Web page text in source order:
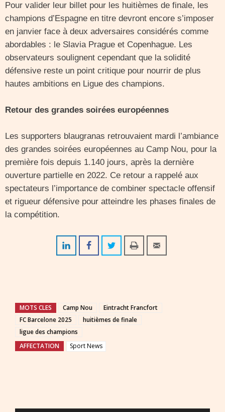
Pour valider leur billet pour les huitièmes de finale, les
champions d’Espagne en titre devront encore s’imposer
en janvier face à deux adversaires considérés comme
abordables : le Slavia Prague et Copenhague. Les
observateurs soulignent cependant que la solidité
défensive reste un point critique pour nourrir de plus
hautes ambitions en Ligue des champions.
Retour des grandes soirées européennes
Les supporters blaugranas retrouvaient mardi l’ambiance
des grandes soirées européennes au Camp Nou, pour la
première fois depuis 1.140 jours, après la dernière
ouverture partielle en 2022. Ce retour a rappelé aux
spectateurs l’importance de combiner spectacle offensif
et rigueur défensive pour atteindre les phases finales de
la compétition.
MOTS CLES Camp Nou
Eintracht Francfort
FC Barcelone 2025
huitièmes de finale
ligue des champions
AFFECTATION
Sport News